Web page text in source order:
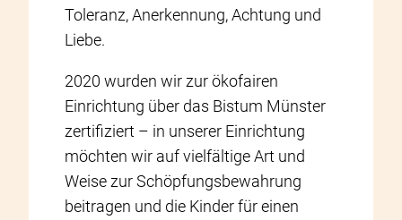
Toleranz, Anerkennung, Achtung und
Liebe.
2020 wurden wir zur ökofairen
Einrichtung über das Bistum Münster
zertifiziert – in unserer Einrichtung
möchten wir auf vielfältige Art und
Weise zur Schöpfungsbewahrung
beitragen und die Kinder für einen